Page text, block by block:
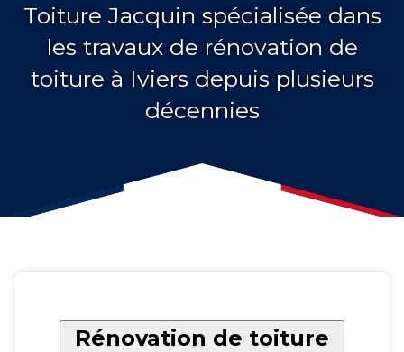
Toiture Jacquin spécialisée dans
les travaux de rénovation de
toiture à Iviers depuis plusieurs
décennies
Rénovation de toiture